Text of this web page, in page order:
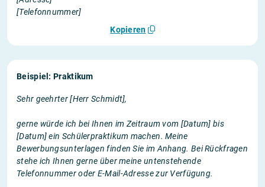
[Telefonnummer]
Kopieren
Beispiel: Praktikum
Sehr geehrter [Herr Schmidt],
gerne würde ich bei Ihnen im Zeitraum vom [Datum] bis
[Datum] ein Schülerpraktikum machen. Meine
Bewerbungsunterlagen finden Sie im Anhang. Bei Rückfragen
stehe ich Ihnen gerne über meine untenstehende
Telefonnummer oder E-Mail-Adresse zur Verfügung.